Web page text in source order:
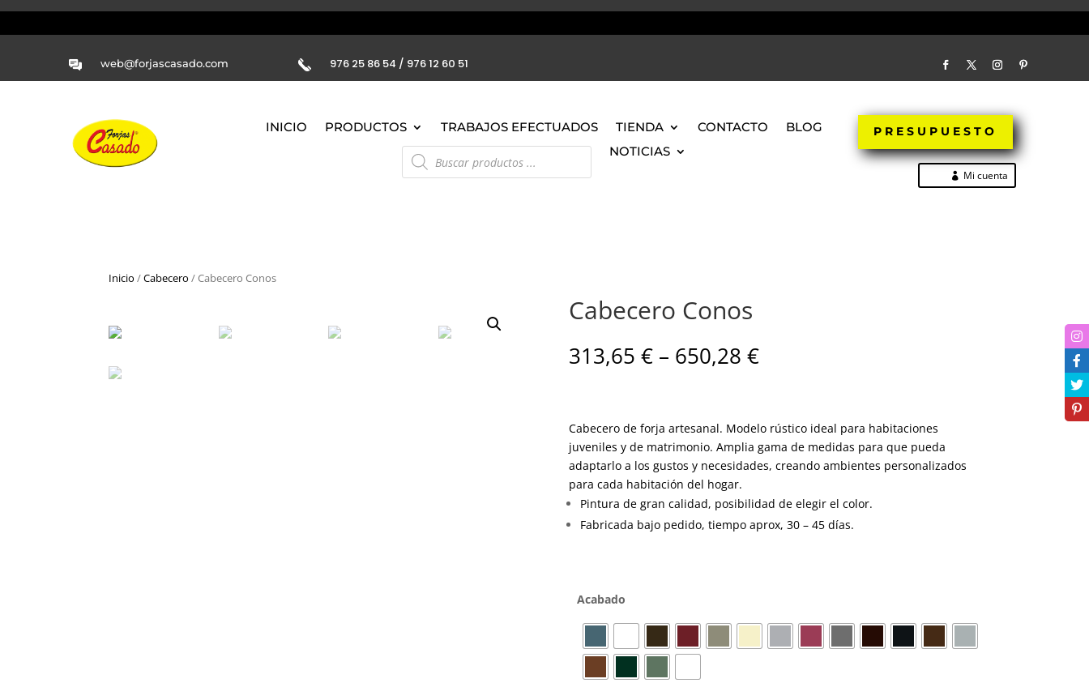
web@forjascasado.com 976 25 86 54 / 976 12 60 51
INICIO PRODUCTOS TRABAJOS EFECTUADOS TIENDA CONTACTO
BLOG
Búsqueda
de
productos
NOTICIAS
PRESUPUESTO
Mi cuenta
Inicio /Cabecero / Cabecero Conos
Cabecero Conos
313,65 €– 650,28 €
Cabecero de forja artesanal. Modelo rústico ideal para habitaciones
juveniles y de matrimonio. Amplia gama de medidas para que pueda
adaptarlo a los gustos y necesidades, creando ambientes personalizados
para cada habitación del hogar.
Pintura de gran calidad, posibilidad de elegir el color.
Fabricada bajo pedido, tiempo aprox, 30 – 45 días.
Acabado